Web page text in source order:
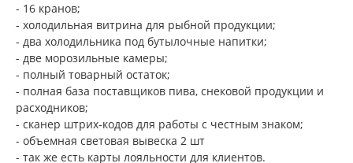
- 16 кранов;
- холодильная витрина для рыбной продукции;
- два холодильника под бутылочные напитки;
- две морозильные камеры;
- полный товарный остаток;
- полная база поставщиков пива, снековой продукции и
расходников;
- сканер штрих-кодов для работы с честным знаком;
- объемная световая вывеска 2 шт
- так же есть карты лояльности для клиентов.